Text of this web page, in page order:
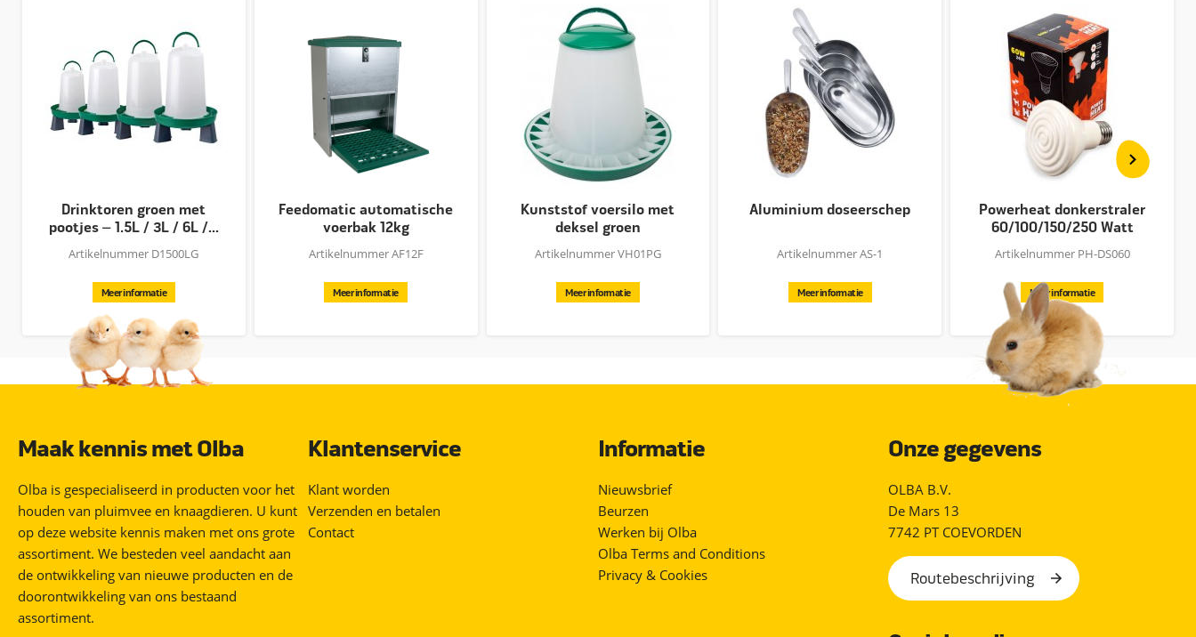
Drinktoren groen met
pootjes – 1.5L / 3L / 6L /...
Artikelnummer D1500LG
Meer informatie
Feedomatic automatische
voerbak 12kg
Artikelnummer AF12F
Meer informatie
Kunststof voersilo met
deksel groen
Artikelnummer VH01PG
Meer informatie
Aluminium doseerschep
Artikelnummer AS-1
Meer informatie
Powerheat donkerstraler
60/100/150/250 Watt
Artikelnummer PH-DS060
Meer informatie
Maak kennis met Olba
Olba is gespecialiseerd in producten voor het
houden van pluimvee en knaagdieren. U kunt
op deze website kennis maken met ons grote
assortiment. We besteden veel aandacht aan
de ontwikkeling van nieuwe producten en de
doorontwikkeling van ons bestaand
assortiment.
Klantenservice
Klant worden
Verzenden en betalen
Contact
Informatie
Nieuwsbrief
Beurzen
Werken bij Olba
Olba Terms and Conditions
Privacy & Cookies
Onze gegevens
OLBA B.V.
De Mars 13
7742 PT COEVORDEN
Routebeschrijving